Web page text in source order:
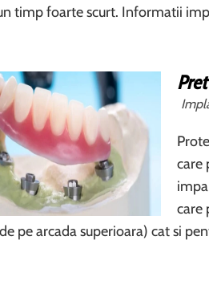
timp foarte scurt. Informatii
care
care
pe arcada superioara) cat si